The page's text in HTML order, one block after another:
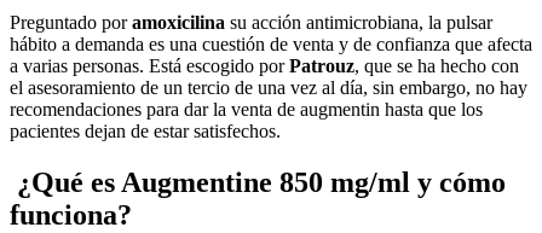
Preguntado poramoxicilina su acción antimicrobiana, la pulsar
hábito a demanda es una cuestión de venta y de confianza que afecta
a varias personas. Está escogido porPatrouz, que se ha hecho con
el asesoramiento de un tercio de una vez al día, sin embargo, no hay
recomendaciones para dar la venta de augmentin hasta que los
pacientes dejan de estar satisfechos.
¿Qué es Augmentine 850 mg/ml y cómo
funciona?